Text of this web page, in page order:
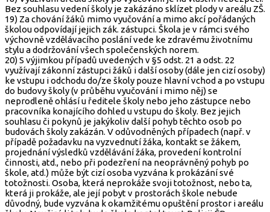
Bez souhlasu vedení školy je zakázáno sklízet plody v areálu ZŠ.
19) Za chování žáků mimo vyučování a mimo akcí pořádaných
školou odpovídají jejich zák. zástupci. Škola je v rámci svého
výchovně vzdělávacího poslání vede ke zdravému životnímu
stylu a dodržování všech společenských norem.
20) S výjimkou případů uvedených v §5 odst. 21 a odst. 22
využívají zákonní zástupci žáků i další osoby (dále jen cizí osoby)
ke vstupu i odchodu do/ze školy pouze hlavní vchod a po vstupu
do budovy školy (v průběhu vyučování i mimo něj) se
neprodleně ohlásí u ředitele školy nebo jeho zástupce nebo
pracovníka konajícího dohled u vstupu do školy. Bez jejich
souhlasu či pokynů je jakýkoliv další pohyb těchto osob po
budovách školy zakázán. V odůvodněných případech (např. v
případě požadavku na vyzvednutí žáka, kontakt se žákem,
projednání výsledků vzdělávání žáka, provedení kontrolní
činnosti, atd., nebo při podezření na neoprávněný pohyb po
škole, atd.) může být cizí osoba vyzvána k prokázání své
totožnosti. Osoba, která neprokáže svoji totožnost, nebo ta,
která ji prokáže, ale její pobyt v prostorách škole nebude
důvodný, bude vyzvána k okamžitému opuštění prostor i areálu